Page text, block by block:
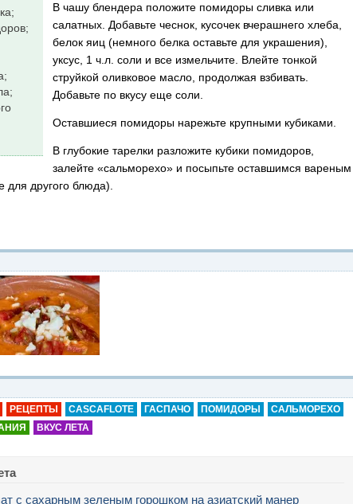
В чашу блендера положите помидоры сливка или
салатных. Добавьте чеснок, кусочек вчерашнего хлеба,
белок яиц (немного белка оставьте для украшения),
уксус, 1 ч.л. соли и все измельчите. Влейте тонкой
струйкой оливковое масло, продолжая взбивать.
Добавьте по вкусу еще соли.
Оставшиеся помидоры нарежьте крупными кубиками.
В глубокие тарелки разложите кубики помидоров,
залейте «сальморехо» и посыпьте оставшимся вареным
для другого блюда).
РЕЦЕПТЫ CASCAFLOTE ГАСПАЧО ПОМИДОРЫ
САЛЬМОРЕХО
ВКУС ЛЕТА
с сахарным зеленым горошком на азиатский манер